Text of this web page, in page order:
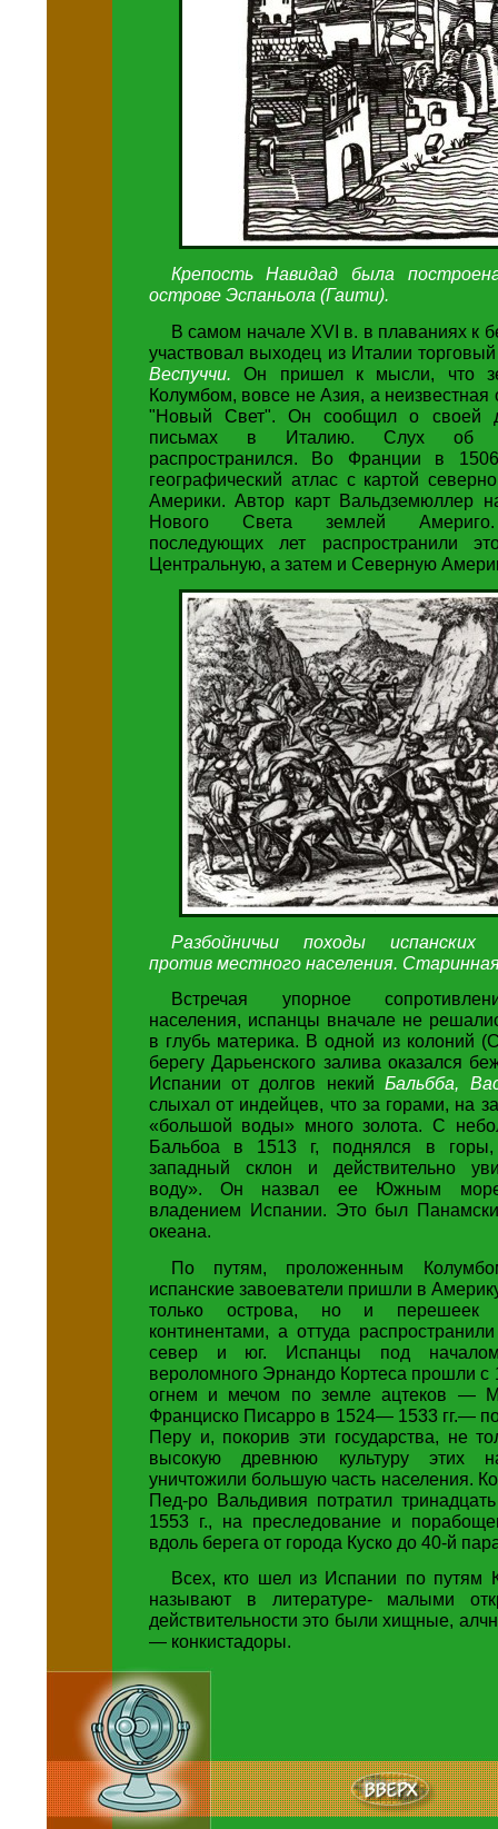
Крепость Навидад была
острове Эспаньола (Гаити).
В самом начале XVI в. в плаваниях к
участвовал выходец из Италии
Веспуччи.Он пришел к мысли, что
Колумбом, вовсе не Азия, а
"Новый Свет". Он сообщил о своей
письмах в Италию. Слух об
распространился. Во Франции в
географический атлас с картой
Америки. Автор карт Вальдземюллер
Нового Света землей
последующих лет распространили
Центральную, а затем и Северную
Разбойничьи походы испанских
против местного населения.
Встречая упорное
населения, испанцы вначале не
в глубь материка. В одной из колоний
берегу Дарьенского залива оказался
Испании от долгов некийБальбба,
слыхал от индейцев, что за горами, на
«большой воды» много золота. С
Бальбоа в 1513 г, поднялся в
западный склон и действительно
воду». Он назвал ее Южным
владением Испании. Это был
океана.
По путям, проложенным
испанские завоеватели пришли в
только острова, но и перешеек
континентами, а оттуда
север и юг. Испанцы под
вероломного Эрнандо Кортеса прошли с
огнем и мечом по земле ацтеков —
Франциско Писарро в 1524— 1533 гг.—
Перу и, покорив эти государства, не
высокую древнюю культуру этих
уничтожили большую часть населения.
Пед-ро Вальдивия потратил
1553 г., на преследование и
вдоль берега от города Куско до 40-й
Всех, кто шел из Испании по путям
называют в литературе- малыми
действительности это были хищные,
— конкистадоры.